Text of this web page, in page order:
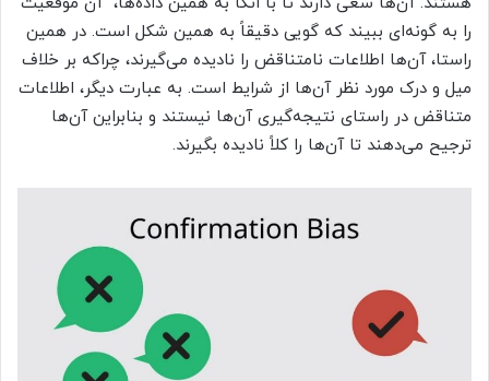
را به گونه‌ای ببیند که گویی دقیقاً به همین شکل است. در همین
راستا، آن‌ها اطلاعات نامتناقض را نادیده می‌گیرند، چراکه بر خلاف
میل و درک مورد نظر آن‌ها از شرایط است. به عبارت دیگر، اطلاعات
متناقض در راستای نتیجه‌گیری آن‌ها نیستند و بنابراین آن‌ها
ترجیح می‌دهند تا آن‌ها را کلاً نادیده بگیرند.